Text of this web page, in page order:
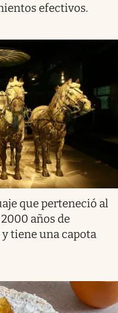
efectivos.
que perteneció al
años de
tiene una capota